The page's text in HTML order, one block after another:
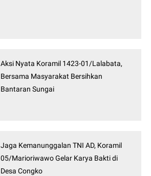
Aksi Nyata Koramil 1423-01/Lalabata,
Bersama Masyarakat Bersihkan
Bantaran Sungai
Jaga Kemanunggalan TNI AD, Koramil
05/Marioriwawo Gelar Karya Bakti di
Desa Congko